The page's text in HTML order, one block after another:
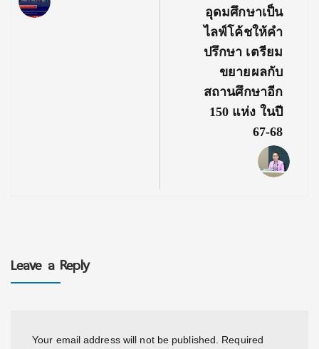
อุดมศึกษาเป็น
ไลฟ์โค้ชให้คำ
ปรึกษา เตรียม
ขยายผลกับ
สถานศึกษาอีก
150 แห่ง ในปี
67-68
Leave a Reply
Your email address will not be published. Required